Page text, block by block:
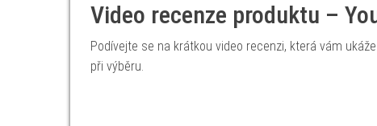
Video recenze produktu –
Podívejte se na krátkou video recenzi, která vám
při výběru.